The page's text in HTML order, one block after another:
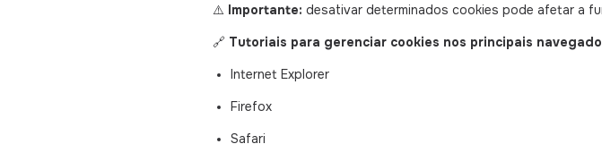
⚠️ Importante: desativar determinados cookies pode afetar a
🔗 Tutoriais para gerenciar cookies nos principais
Internet Explorer
Firefox
Safari